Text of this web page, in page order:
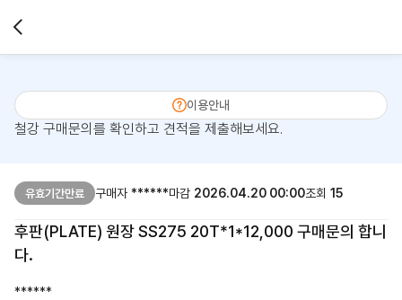
이용안내
철강 구매문의를 확인하고 견적을 제출해보세요.
유효기간만료 구매자 ******마감 2026.04.20 00:00조회 15
후판(PLATE) 원장 SS275 20T*1*12,000 구매문의 합니
다.
******